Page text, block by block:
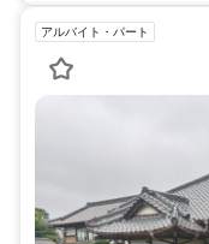
アルバイト・パート